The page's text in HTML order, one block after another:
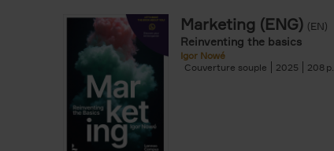
Verstraete filter
Jozefien De Feyter filter
Steven Van Belleghem filter
Marketing (ENG) (EN)
Reinventing the basics
Igor Nowé
Couverture souple
2025 208